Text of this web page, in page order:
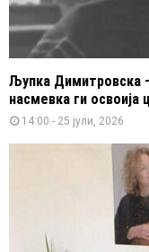
Љупка Димитровска –
насмевка ги освоија
14:00 - 25 јули, 2026